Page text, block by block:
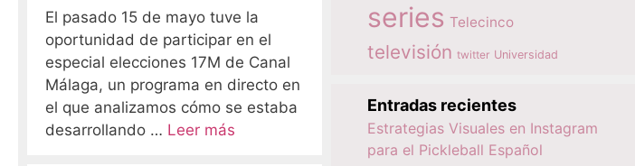
El pasado 15 de mayo tuve la
oportunidad de participar en el
especial elecciones 17M de Canal
Málaga, un programa en directo en
el que analizamos cómo se estaba
desarrollando … Leer más
series Telecinco
televisión twitter Universidad
Entradas recientes
Estrategias Visuales en Instagram
para el Pickleball Español